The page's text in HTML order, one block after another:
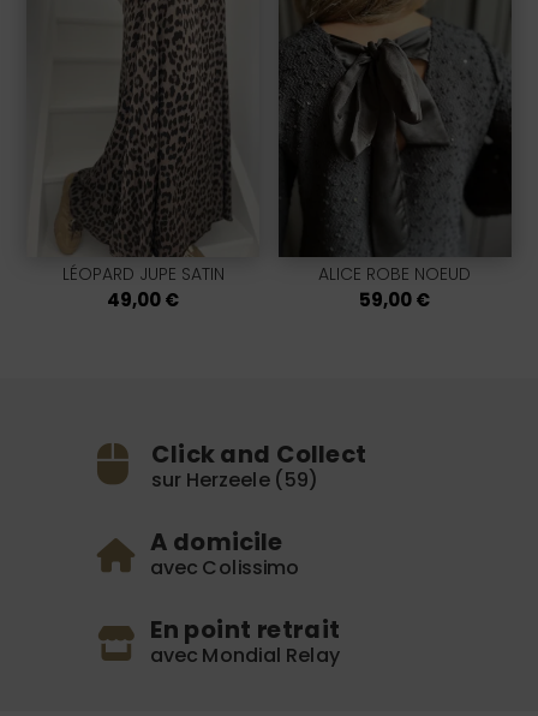
LÉOPARD JUPE SATIN
49,00€
ALICE ROBE NOEUD
59,00€
Click and Collect
sur Herzeele (59)
A domicile
avec Colissimo
En point retrait
avec Mondial Relay